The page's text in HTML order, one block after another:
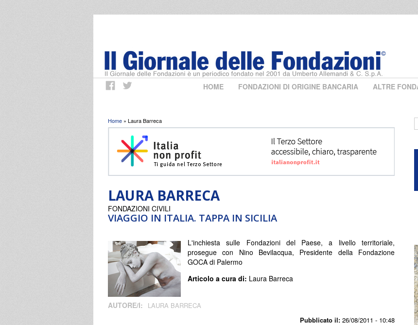
HOME FONDAZIONI DI ORIGINE BANCARIA ALTRE
Tu sei qui
Home » Laura Barreca
LAURA BARRECA
VIAGGIO IN ITALIA. TAPPA IN SICILIA
Pubblicato il: 26/08/2011 - 10:48
FONDAZIONI CIVILI
L'inchiesta sulle Fondazioni del Paese, a livello territoriale,
prosegue con Nino Bevilacqua, Presidente della Fondazione
GOCA di Palermo
Articolo a cura di: Laura Barreca
AUTORE/I: LAURA BARRECA